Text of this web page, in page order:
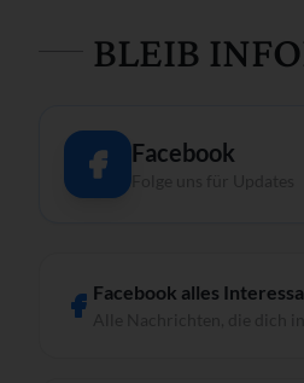
BLEIB
Facebook
Facebook alles